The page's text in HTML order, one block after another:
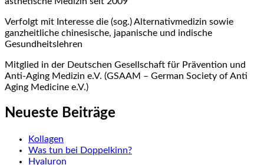
Verfolgt mit Interesse die (sog.) Alternativmedizin sowie
ganzheitliche chinesische, japanische und indische
Gesundheitslehren
Mitglied in der Deutschen Gesellschaft für Prävention und
Anti-Aging Medizin e.V. (GSAAM – German Society of Anti
Aging Medicine e.V.)
Neueste Beiträge
Kollagen
Was tun bei Doppelkinn?
Hyaluron